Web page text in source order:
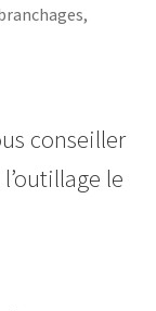
conseiller
le